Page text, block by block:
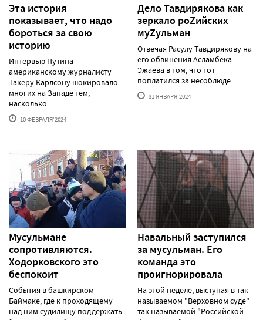
Эта история
показывает, что надо
бороться за свою
историю
Интервью Путина
американскому журналисту
Такеру Карлсону шокировало
многих на Западе тем,
насколько......
10 ФЕВРАЛЯ'2024
Дело Тавдирякова как
зеркало роZийских
муZульман
Отвечая Расулу Тавдирякову на
его обвинения Асламбека
Эжаева в том, что тот
поплатился за несоблюде......
31 ЯНВАРЯ'2024
Мусульмане
сопротивляются.
Ходорковского это
беспокоит
События в башкирском
Баймаке, где к проходящему
над ним судилищу поддержать
Навальный заступился
за мусульман. Его
команда это
проигнорировала
На этой неделе, выступая в так
называемом "Верховном суде"
так называемой "Российской